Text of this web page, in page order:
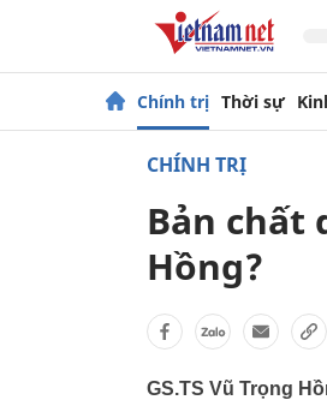
Chính trị Thời sự
CHÍNH TRỊ
Bản chất
Hồng?
GS.TS Vũ Trọng